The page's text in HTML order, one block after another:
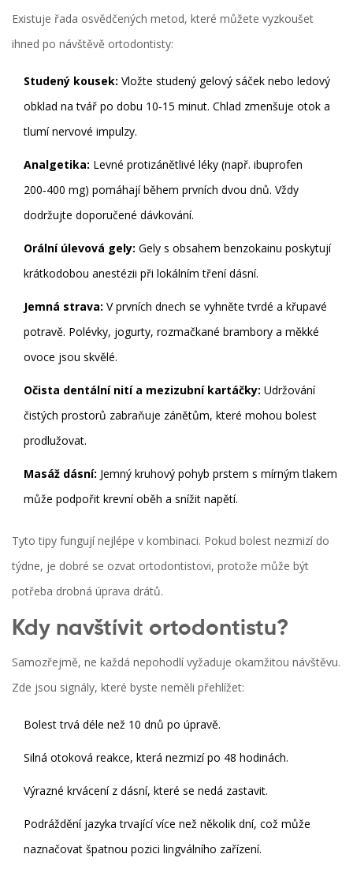
Existuje řada osvědčených metod, které můžete vyzkoušet
ihned po návštěvě ortodontisty:
Studený kousek: Vložte studený gelový sáček nebo ledový
obklad na tvář po dobu 10‑15 minut. Chlad zmenšuje otok a
tlumí nervové impulzy.
Analgetika: Levné protizánětlivé léky (např. ibuprofen
200‑400 mg) pomáhají během prvních dvou dnů. Vždy
dodržujte doporučené dávkování.
Orální úlevová gely: Gely s obsahem benzokainu poskytují
krátkodobou anestézii při lokálním tření dásní.
Jemná strava: V prvních dnech se vyhněte tvrdé a křupavé
potravě. Polévky, jogurty, rozmačkané brambory a měkké
ovoce jsou skvělé.
Očista dentální nití a mezizubní kartáčky: Udržování
čistých prostorů zabraňuje zánětům, které mohou bolest
prodlužovat.
Masáž dásní: Jemný kruhový pohyb prstem s mírným tlakem
může podpořit krevní oběh a snížit napětí.
Tyto tipy fungují nejlépe v kombinaci. Pokud bolest nezmizí do
týdne, je dobré se ozvat ortodontistovi, protože může být
potřeba drobná úprava drátů.
Kdy navštívit ortodontistu?
Samozřejmě, ne každá nepohodlí vyžaduje okamžitou návštěvu.
Zde jsou signály, které byste neměli přehlížet:
Bolest trvá déle než 10 dnů po úpravě.
Silná otoková reakce, která nezmizí po 48 hodinách.
Výrazné krvácení z dásní, které se nedá zastavit.
Podráždění jazyka trvající více než několik dní, což může
naznačovat špatnou pozici lingválního zařízení.